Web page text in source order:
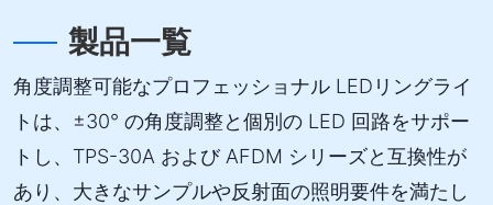
製品一覧
角度調整可能なプロフェッショナル LEDリングライ
トは、±30° の角度調整と個別の LED 回路をサポー
トし、TPS-30A および AFDM シリーズと互換性が
あり、大きなサンプルや反射面の照明要件を満たし